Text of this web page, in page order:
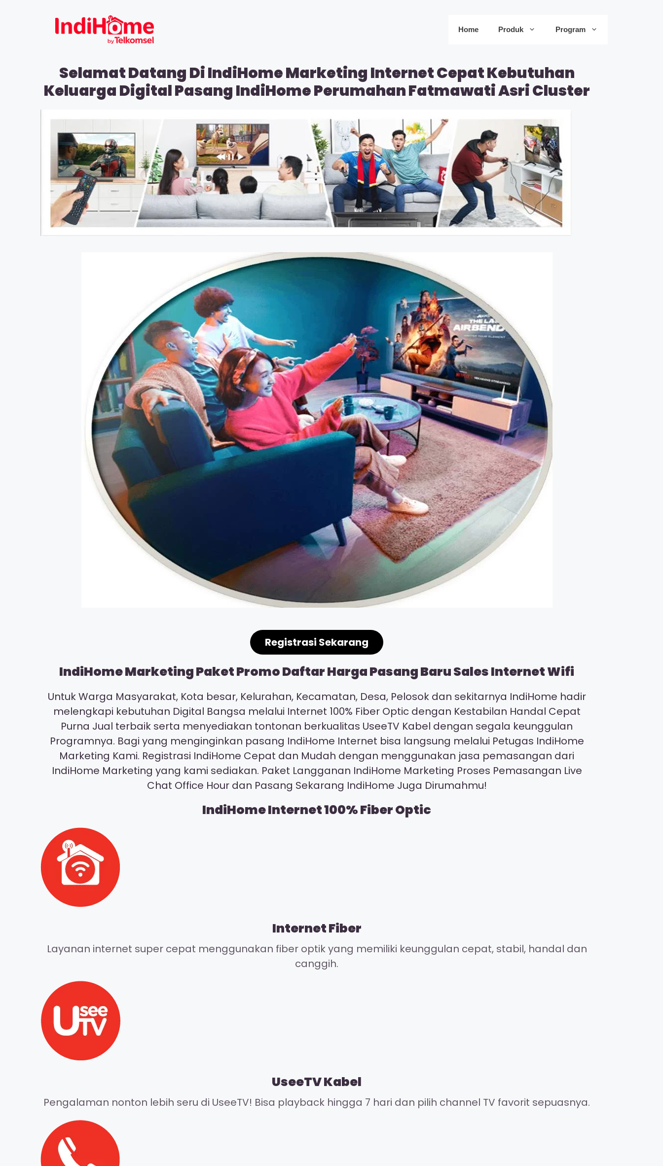
Home Produk Program
Selamat Datang Di IndiHome Marketing Internet Cepat Kebutuhan
Keluarga Digital Pasang IndiHome Perumahan Fatmawati Asri Cluster
Registrasi Sekarang
IndiHome Marketing Paket Promo Daftar Harga Pasang Baru Sales Internet Wifi
Untuk Warga Masyarakat, Kota besar, Kelurahan, Kecamatan, Desa, Pelosok dan sekitarnya IndiHome hadir
melengkapi kebutuhan Digital Bangsa melalui Internet 100% Fiber Optic dengan Kestabilan Handal Cepat
Purna Jual terbaik serta menyediakan tontonan berkualitas UseeTV Kabel dengan segala keunggulan
Programnya. Bagi yang menginginkan pasang IndiHome Internet bisa langsung melalui Petugas IndiHome
Marketing Kami. Registrasi IndiHome Cepat dan Mudah dengan menggunakan jasa pemasangan dari
IndiHome Marketing yang kami sediakan. Paket Langganan IndiHome Marketing Proses Pemasangan Live
Chat Office Hour dan Pasang Sekarang IndiHome Juga Dirumahmu!
IndiHome Internet 100% Fiber Optic
Internet Fiber
Layanan internet super cepat menggunakan fiber optik yang memiliki keunggulan cepat, stabil, handal dan
canggih.
UseeTV Kabel
Pengalaman nonton lebih seru di UseeTV! Bisa playback hingga 7 hari dan pilih channel TV favorit sepuasnya.